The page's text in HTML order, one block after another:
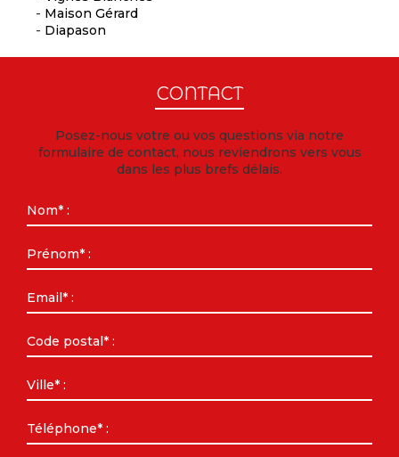
- Maison Gérard
- Diapason
CONTACT
Posez-nous votre ou vos questions via notre
formulaire de contact, nous reviendrons vers vous
dans les plus brefs délais.